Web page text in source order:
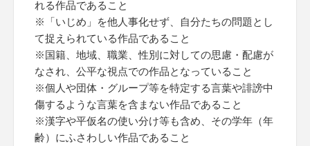
れる作品であること
※「いじめ」を他人事化せず、自分たちの問題とし
て捉えられている作品であること
※国籍、地域、職業、性別に対しての思慮・配慮が
なされ、公平な視点での作品となっていること
※個人や団体・グループ等を特定する言葉や誹謗中
傷するような言葉を含まない作品であること
※漢字や平仮名の使い分け等も含め、その学年（年
齢）にふさわしい作品であること